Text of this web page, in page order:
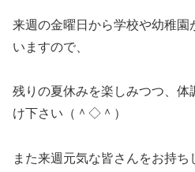
来週の金曜日から学校や幼稚園
いますので、
残りの夏休みを楽しみつつ、
け下さい（＾◇＾）
また来週元気な皆さんをお持ち